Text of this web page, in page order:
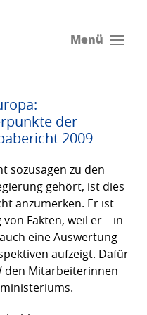
Menü
der
2009
sozusagen zu den
gehört, ist dies
anzumerken. Er ist
Fakten, weil er – in
eine Auswertung
aufzeigt. Dafür
den Mitarbeiterinnen